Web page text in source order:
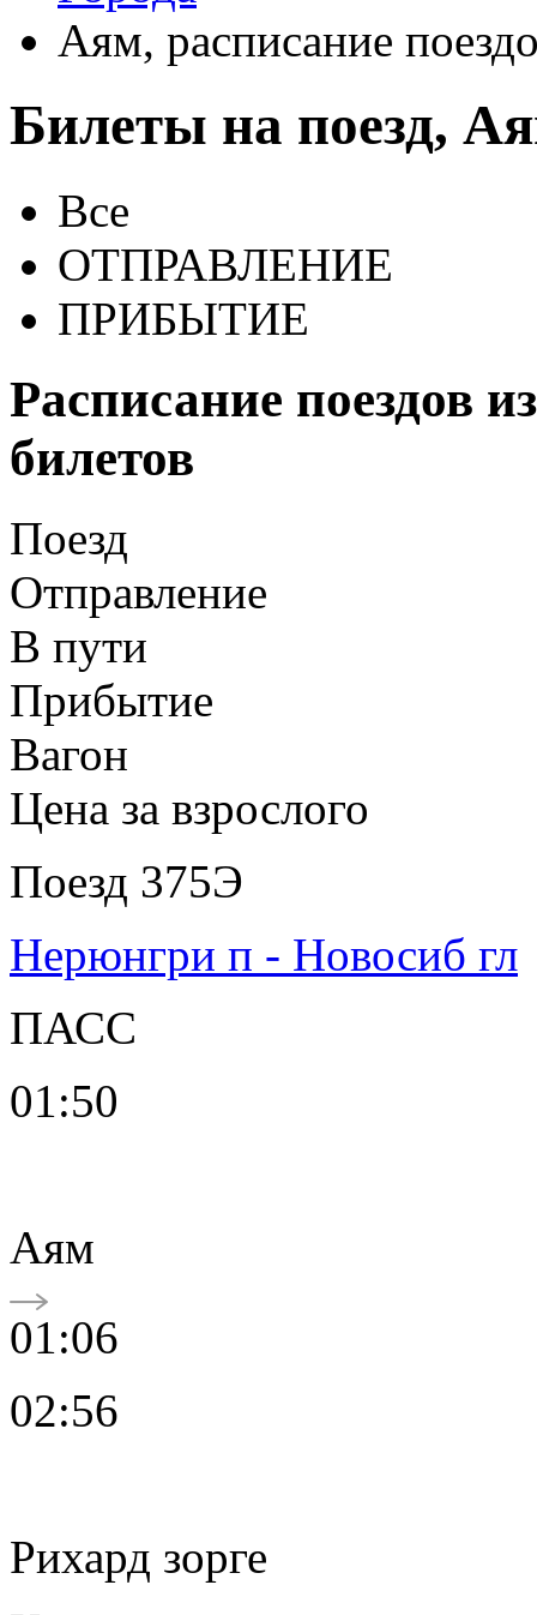
Аям, расписание
Билеты на поезд,
Все
ОТПРАВЛЕНИЕ
ПРИБЫТИЕ
Расписание поездов
билетов
Поезд
Отправление
В пути
Прибытие
Вагон
Цена за взрослого
Поезд 375Э
Нерюнгри п - Новосиб гл
ПАСС
01:50
Аям
01:06
02:56
Рихард зорге